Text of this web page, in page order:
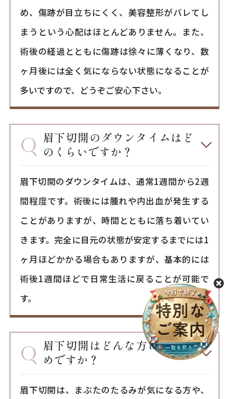
め、傷跡が目立ちにくく、美容整形がバレてし
まうという心配はほとんどありません。また、
術後の経過とともに傷跡は徐々に薄くなり、数
ヶ月後には全く気にならない状態になることが
多いですので、どうぞご安心下さい。
眉下切開のダウンタイムはど
のくらいですか？
眉下切開のダウンタイムは、通常1週間から2週
間程度です。術後には腫れや内出血が発生する
ことがありますが、時間とともに落ち着いてい
きます。完全に目元の状態が安定するまでには1
ヶ月ほどかかる場合もありますが、基本的には
術後1週間ほどで日常生活に戻ることが可能で
す。
眉下切開はどんな方におすす
めですか？
眉下切開は、まぶたのたるみが気になる方や、